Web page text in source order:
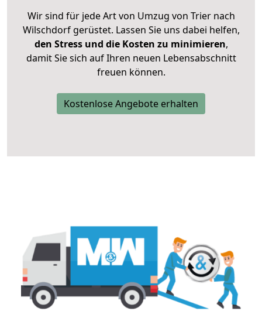
Wir sind für jede Art von Umzug von Trier nach
Wilschdorf gerüstet. Lassen Sie uns dabei helfen,
den Stress und die Kosten zu minimieren,
damit Sie sich auf Ihren neuen Lebensabschnitt
freuen können.
Kostenlose Angebote erhalten